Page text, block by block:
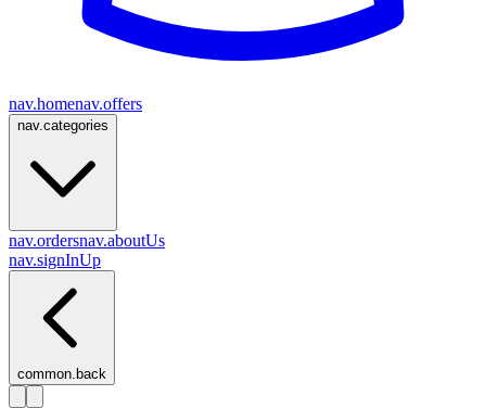
nav.homenav.offers
nav.categories
nav.ordersnav.aboutUs
nav.signInUp
common.back